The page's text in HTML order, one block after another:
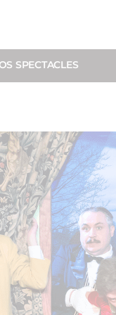
SPECTACLES